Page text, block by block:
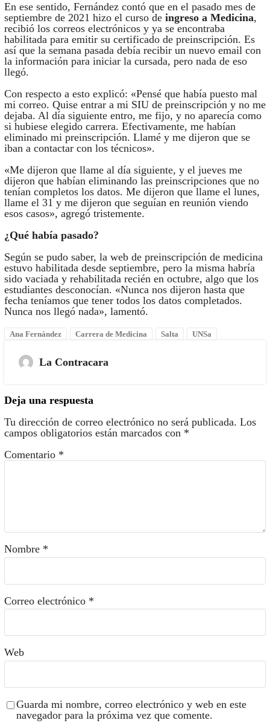
En ese sentido, Fernández contó que en el pasado mes de
septiembre de 2021 hizo el curso deingreso a Medicina,
recibió los correos electrónicos y ya se encontraba
habilitada para emitir su certificado de preinscripción. Es
así que la semana pasada debía recibir un nuevo email con
la información para iniciar la cursada, pero nada de eso
llegó.
Con respecto a esto explicó: «Pensé que había puesto mal
mi correo. Quise entrar a mi SIU de preinscripción y no me
dejaba. Al día siguiente entro, me fijo, y no aparecía como
si hubiese elegido carrera. Efectivamente, me habían
eliminado mi preinscripción. Llamé y me dijeron que se
iban a contactar con los técnicos».
«Me dijeron que llame al día siguiente, y el jueves me
dijeron que habían eliminando las preinscripciones que no
tenían completos los datos. Me dijeron que llame el lunes,
llame el 31 y me dijeron que seguían en reunión viendo
esos casos», agregó tristemente.
¿Qué había pasado?
Según se pudo saber, la web de preinscripción de medicina
estuvo habilitada desde septiembre, pero la misma habría
sido vaciada y rehabilitada recién en octubre, algo que los
estudiantes desconocían. «Nunca nos dijeron hasta que
fecha teníamos que tener todos los datos completados.
Nunca nos llegó nada», lamentó.
Ana Fernández Carrera de Medicina Salta UNSa
La Contracara
Deja una respuesta
Tu dirección de correo electrónico no será publicada. Los
campos obligatorios están marcados con *
Comentario *
Nombre *
Correo electrónico *
Web
Guarda mi nombre, correo electrónico y web en este
navegador para la próxima vez que comente.